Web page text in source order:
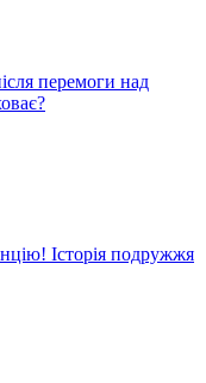
перемоги над
Історія подружжя